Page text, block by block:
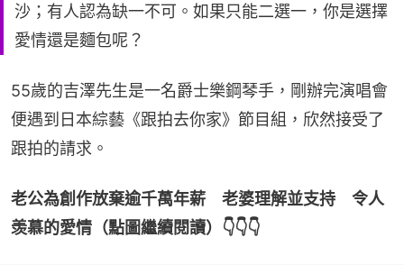
沙；有人認為缺一不可。如果只能二選一，你是選擇
愛情還是麵包呢？
55歲的吉澤先生是一名爵士樂鋼琴手，剛辦完演唱會
便遇到日本綜藝《跟拍去你家》節目組，欣然接受了
跟拍的請求。
老公為創作放棄逾千萬年薪　老婆理解並支持　令人
羡慕的愛情（點圖繼續閱讀）👇👇👇